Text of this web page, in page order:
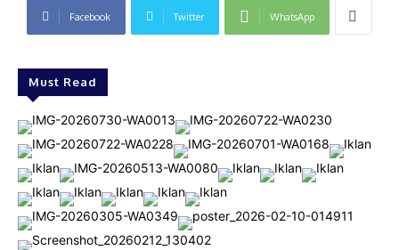
Facebook Twitter WhatsApp
Must Read